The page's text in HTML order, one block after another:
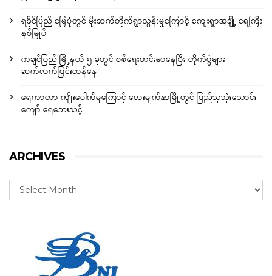
ရခိုင်ပြည် မြေပုံတွင် မိုးဆက်တိုက်ရွာသွန်းမှုကြောင့် ကျေးရွာအချို့ ရေကြီး
နစ်မြုပ်
ကချင်ပြည် မြို့နယ် ၅ ခုတွင် စစ်ရေးတင်းမာနေပြီး တိုက်ပွဲများ
ဆက်လက်ပြင်းထန်နေ
ရေကာတာ ကျိုးပေါက်မှုကြောင့် လေးမျက်နှာမြို့တွင် ပြည်သူသုံးသောင်း
ကျော် ရေဘေးသင့်
ARCHIVES